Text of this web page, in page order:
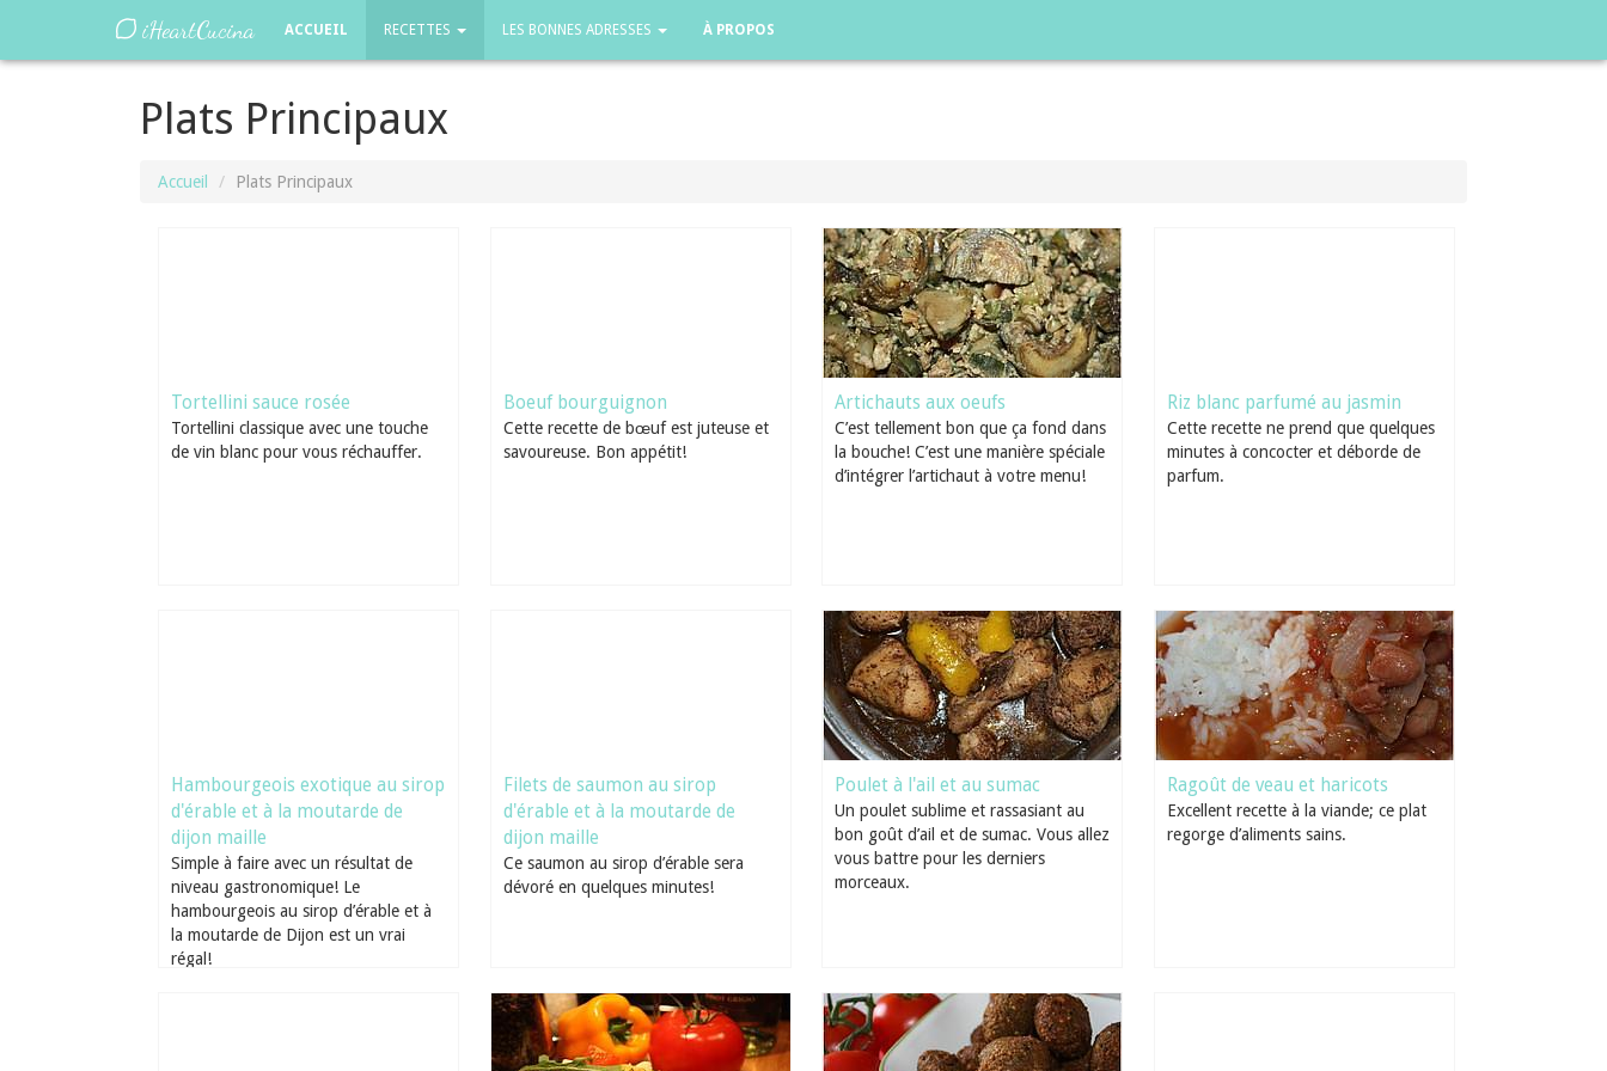
iHeartCucina ACCUEIL RECETTES LES BONNES ADRESSES À PROPOS
Plats Principaux
Accueil Plats Principaux
Tortellini sauce rosée
Tortellini classique avec une touche
de vin blanc pour vous réchauffer.
Boeuf bourguignon
Cette recette de bœuf est juteuse et
savoureuse. Bon appétit!
Artichauts aux oeufs
C’est tellement bon que ça fond dans
la bouche! C’est une manière spéciale
d’intégrer l’artichaut à votre menu!
Riz blanc parfumé au jasmin
Cette recette ne prend que quelques
minutes à concocter et déborde de
parfum.
Hambourgeois exotique au sirop
d'érable et à la moutarde de
dijon maille
Simple à faire avec un résultat de
niveau gastronomique! Le
hambourgeois au sirop d’érable et à
la moutarde de Dijon est un vrai
régal!
Filets de saumon au sirop
d'érable et à la moutarde de
dijon maille
Ce saumon au sirop d’érable sera
dévoré en quelques minutes!
Poulet à l'ail et au sumac
Un poulet sublime et rassasiant au
bon goût d’ail et de sumac. Vous allez
vous battre pour les derniers
morceaux.
Ragoût de veau et haricots
Excellent recette à la viande; ce plat
regorge d’aliments sains.